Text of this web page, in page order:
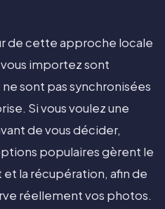
de cette approche locale
importez sont
sont pas synchronisées
Si vous voulez une
de vous décider,
populaires gèrent le
la récupération, afin de
réellement vos photos.